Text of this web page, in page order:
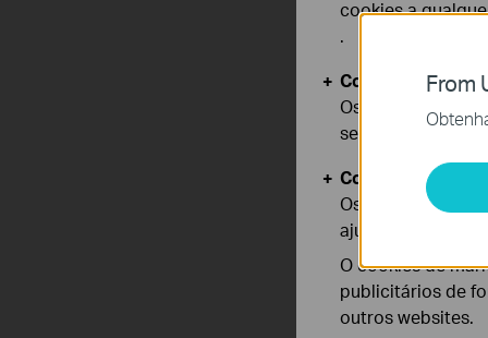
From
cookies a
.
Cookies Básicos
Os cookies são
seus sistemas.
Cookies de
Os cookies de
ajustar a
O cookies de
publicitários de
outros websites.